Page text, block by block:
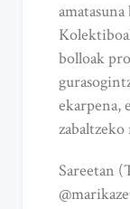
bolloak
ekarpena,
zabaltzeko
Sareetan